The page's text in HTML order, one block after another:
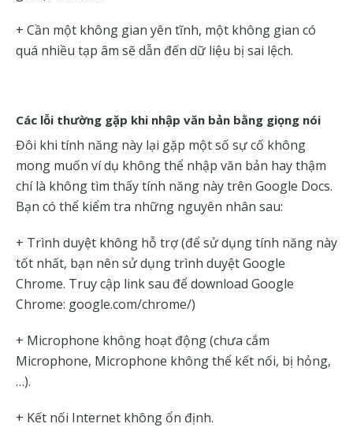
+ Cần một không gian yên tĩnh, một không gian có
quá nhiều tạp âm sẽ dẫn đến dữ liệu bị sai lệch.
Các lỗi thường gặp khi nhập văn bản bằng giọng nói
Đôi khi tính năng này lại gặp một số sự cố không
mong muốn ví dụ không thể nhập văn bản hay thậm
chí là không tìm thấy tính năng này trên Google Docs.
Bạn có thể kiểm tra những nguyên nhân sau:
+ Trình duyệt không hỗ trợ (để sử dụng tính năng này
tốt nhất, bạn nên sử dụng trình duyệt Google
Chrome. Truy cập link sau để download Google
Chrome: google.com/chrome/)
+ Microphone không hoạt động (chưa cắm
Microphone, Microphone không thể kết nối, bị hỏng,
…).
+ Kết nối Internet không ổn định.